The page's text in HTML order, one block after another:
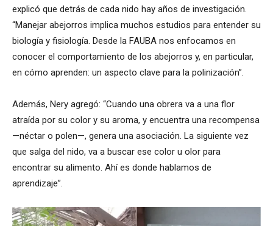
explicó que detrás de cada nido hay años de investigación.
“Manejar abejorros implica muchos estudios para entender su
biología y fisiología. Desde la FAUBA nos enfocamos en
conocer el comportamiento de los abejorros y, en particular,
en cómo aprenden: un aspecto clave para la polinización”.
Además, Nery agregó: “Cuando una obrera va a una flor
atraída por su color y su aroma, y encuentra una recompensa
—néctar o polen—, genera una asociación. La siguiente vez
que salga del nido, va a buscar ese color u olor para
encontrar su alimento. Ahí es donde hablamos de
aprendizaje”.